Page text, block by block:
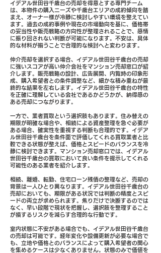
イデアル世田谷千歳台の売却を得意とする専門チーム
は、本物件の購入ニーズや千歳台エリアの成約傾向を踏
まえ、オーナー様が冷静に検討しやすい環境を整えてい
ます。過去の成約事例や現在の市場動向を基に、価格帯
の妥当性や販売戦略の方向性が整理されることで、感情
に振り回されない判断が可能になります。不安は、具体
的な材料が揃うことで合理的な検討へと変わります。
仲介売却を選択する場合、イデアル世田谷千歳台の売却
に強いスコアが高い仲介会社をマンション売却窓口が紹
介します。販売戦略の設計、広告展開、内覧時の印象形
成、購入希望者との条件調整など、細かな積み重ねが最
終的な結果を左右します。イデアル世田谷千歳台の特性
を正確に理解している会社であるかどうかが、納得感の
ある売却につながります。
一方で、業者買取という選択肢もあります。住み替えの
期限が明確な場合や、相続による資産整理を急ぐ必要が
ある場合、確実性を重視する判断も合理的です。イデア
ル世田谷千歳台を条件面で評価してくれる買取業者と比
較できる状態が整えば、価格とスピードのバランスを冷
静に検討できます。マンション売却窓口では、イデアル
世田谷千歳台の買取において良い条件を提示してくれる
可能性のある業者を紹介します。
相続、離婚、転勤、住宅ローン残債の整理など、売却の
背景は一人ひとり異なります。イデアル世田谷千歳台の
売却においても、期限がある状況では判断の精度とスピ
ードの両立が求められます。焦りだけで決断するのでは
なく、早い段階で現状を把握し、選択肢を整理すること
が損するリスクを減らす合理的な行動です。
室内状態に不安がある場合でも、イデアル世田谷千歳台
の売却は可能です。経年変化や設備更新が必要な場合で
も、立地や価格とのバランスによって購入希望者の関心
を集めるケースは少なくありません。状態のみで価値を